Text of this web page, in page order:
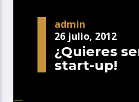
admin
26 julio, 2012
¿Quieres
start-up!